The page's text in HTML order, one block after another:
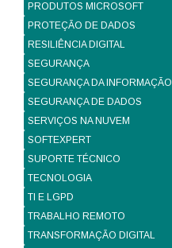
PRODUTOS MICROSOFT
PROTEÇÃO DE DADOS
RESILIÊNCIA DIGITAL
SEGURANÇA
SEGURANÇA DA INFORMAÇÃO
SEGURANÇA DE DADOS
SERVIÇOS NA NUVEM
SOFTEXPERT
SUPORTE TÉCNICO
TECNOLOGIA
TI E LGPD
TRABALHO REMOTO
TRANSFORMAÇÃO DIGITAL